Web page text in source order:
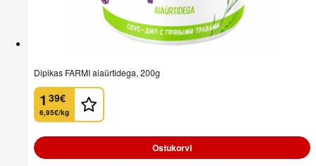
Dipikas FARMI aiaürtidega, 200g
1
. 39€
6,95€/kg
Ostukorvi